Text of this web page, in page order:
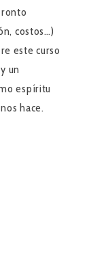
costos…)
este curso
un
espíritu
hace.